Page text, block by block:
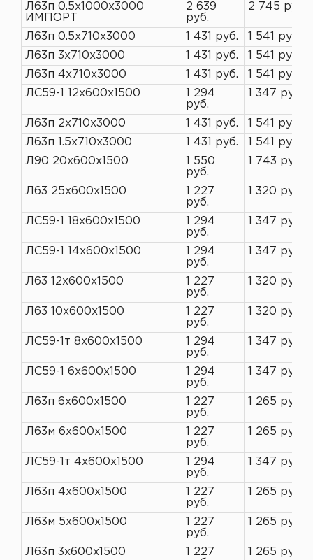
Л63п 0.5х1000х3000
ИМПОРТ
2 639
руб.
2 745 руб.
Л63п 0.5х710х3000 1 431 руб.
1 541 руб.
Л63п 3х710х3000
1 431 руб.
1 541 руб.
Л63п 4х710х3000
1 431 руб.
1 541 руб.
ЛС59-1 12х600х1500
1 294
руб.
1 347 руб.
Л63п 2х710х3000 1 431 руб.
1 541 руб.
Л63п 1.5х710х3000
1 431 руб.
1 541 руб.
Л90 20х600х1500
1 550
руб.
1 743 руб.
Л63 25х600х1500
1 227
руб.
1 320 руб.
ЛС59-1 18х600х1500
1 294
руб.
1 347 руб.
ЛС59-1 14х600х1500
1 294
руб.
1 347 руб.
Л63 12х600х1500
1 227
руб.
1 320 руб.
Л63 10х600х1500
1 227
руб.
1 320 руб.
ЛС59-1т 8х600х1500
1 294
руб.
1 347 руб.
ЛС59-1 6х600х1500
1 294
руб.
1 347 руб.
Л63п 6х600х1500
1 227
руб.
1 265 руб.
Л63м 6х600х1500
1 227
руб.
1 265 руб.
ЛС59-1т 4х600х1500
1 294
руб.
1 347 руб.
Л63п 4х600х1500
1 227
руб.
1 265 руб.
Л63м 5х600х1500
1 227
руб.
1 265 руб.
Л63п 3х600х1500
1 227
1 265 руб.